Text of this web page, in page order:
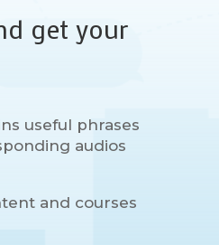
get your
useful phrases
audios
and courses